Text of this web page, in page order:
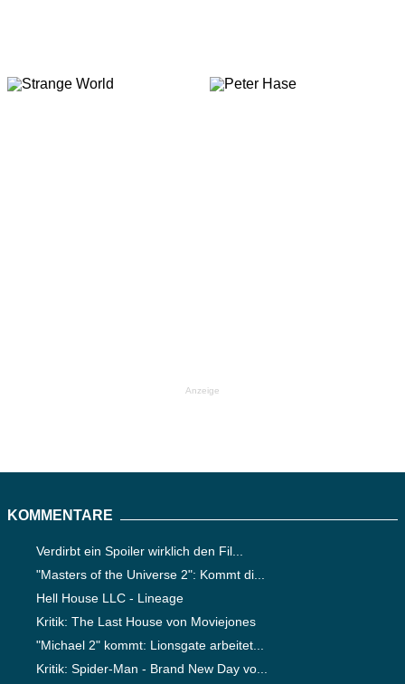
Anzeige
KOMMENTARE
Verdirbt ein Spoiler wirklich den Fil...
"Masters of the Universe 2": Kommt di...
Hell House LLC - Lineage
Kritik: The Last House von Moviejones
"Michael 2" kommt: Lionsgate arbeitet...
Kritik: Spider-Man - Brand New Day vo...